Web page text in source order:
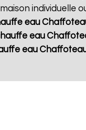
individuelle
eau
eau
eau